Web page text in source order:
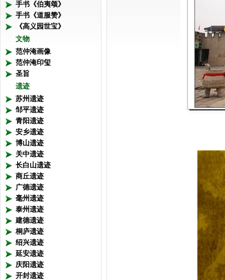
手书《伯夷颂》
手书《道服赞》
《高义园世宝》
文物
范仲淹画像
范仲淹印玺
圣旨
遗迹
苏州遗迹
邹平遗迹
青阳遗迹
安乡遗迹
博山遗迹
关中遗迹
长白山遗迹
商丘遗迹
广德遗迹
毫州遗迹
泰州遗迹
建德遗迹
桐庐遗迹
绍兴遗迹
延安遗迹
庆阳遗迹
开封遗迹